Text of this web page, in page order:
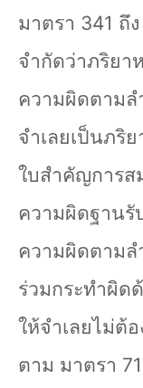
มาตรา 341 ถึ
จำกัดว่าภริยา
ความผิดตามล
จำเลยเป็นภริ
ใบสำคัญการส
ความผิดฐานรั
ความผิดตามล
ร่วมกระทำผิด
ให้จำเลยไม่ต้
ตาม มาตรา 71